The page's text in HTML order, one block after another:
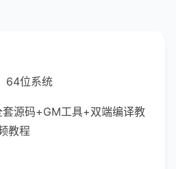
64位系统
源码+GM工具+双端编译教
教程